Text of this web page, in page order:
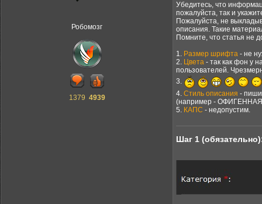
Робомозг
1379 4939
Убедитесь, что
пожалуйста, так и
Пожалуйста, не
описания. Такие
Помните, что статья не
1. Размер шрифта - не
2. Цвета - так как фон у
пользователей.
3.
4. Стиль описания -
(например -
5. КАПС - недопустим.
Шаг 1